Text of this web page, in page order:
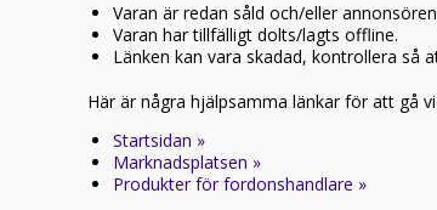
Varan är redan såld och/eller
Varan har tillfälligt dolts/lagts offline.
Länken kan vara skadad, kontrollera så
Här är några hjälpsamma länkar för att gå
Startsidan »
Marknadsplatsen »
Produkter för fordonshandlare »